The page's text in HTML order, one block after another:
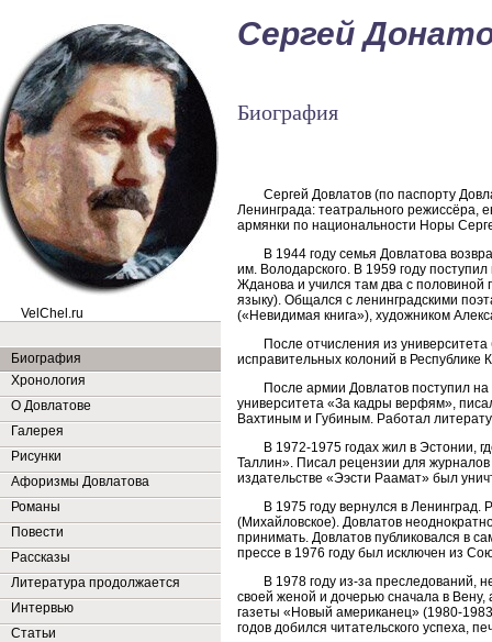
VelChel.ru
Биография
Хронология
О Довлатове
Галерея
Рисунки
Афоризмы Довлатова
Романы
Повести
Рассказы
Литература продолжается
Интервью
Статьи
Сергей
Биография
Сергей Довлатов (по паспорту
Ленинграда: театрального режиссёра,
армянки по национальности Норы
В 1944 году семья Довлатова
им. Володарского. В 1959 году
Жданова и учился там два с половиной
языку). Общался с ленинградскими
(«Невидимая книга»), художником
После отчисления из
исправительных колоний в Республике
После армии Довлатов поступил на
университета «За кадры верфям»,
Вахтиным и Губиным. Работал
В 1972-1975 годах жил в Эстонии,
Таллин». Писал рецензии для
издательстве «Ээсти Раамат» был
В 1975 году вернулся в
(Михайловское). Довлатов
принимать. Довлатов публиковался в
прессе в 1976 году был исключен из
В 1978 году из-за преследований,
своей женой и дочерью сначала в
газеты «Новый американец» (1980-
годов добился читательского успеха,